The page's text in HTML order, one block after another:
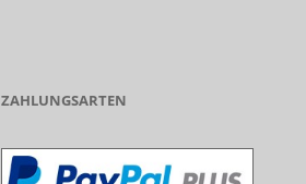
ZAHLUNGSARTEN